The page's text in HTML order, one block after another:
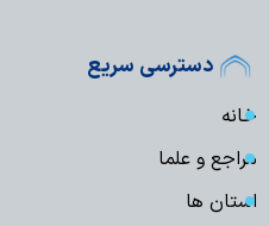
دسترسی سریع
خانه
مراجع و علما
استان ها